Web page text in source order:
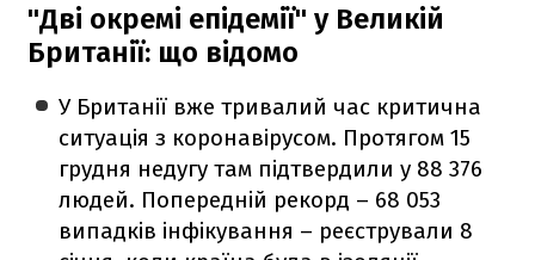
"Дві окремі епідемії" у Великій
Британії: що відомо
У Британії вже тривалий час критична
ситуація з коронавірусом. Протягом 15
грудня недугу там підтвердили у 88 376
людей. Попередній рекорд – 68 053
випадків інфікування – реєстрували 8